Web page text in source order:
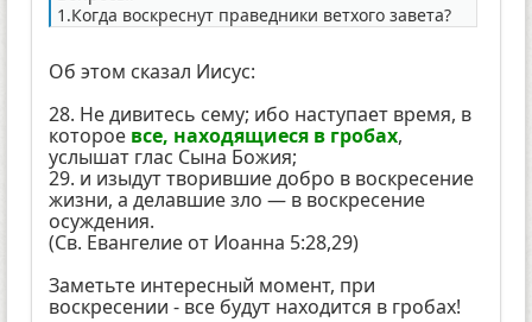
1.Когда воскреснут праведники ветхого завета?
Об этом сказал Иисус:
28. Не дивитесь сему; ибо наступает время, в
которое все, находящиеся в гробах,
услышат глас Сына Божия;
29. и изыдут творившие добро в воскресение
жизни, а делавшие зло — в воскресение
осуждения.
(Св. Евангелие от Иоанна 5:28,29)
Заметьте интересный момент, при
воскресении - все будут находится в гробах!